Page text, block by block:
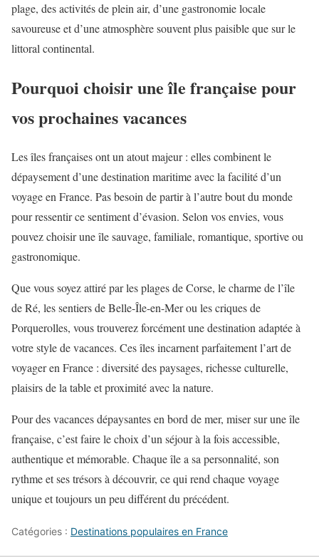
plage, des activités de plein air, d’une gastronomie locale
savoureuse et d’une atmosphère souvent plus paisible que sur le
littoral continental.
Pourquoi choisir une île française pour
vos prochaines vacances
Les îles françaises ont un atout majeur : elles combinent le
dépaysement d’une destination maritime avec la facilité d’un
voyage en France. Pas besoin de partir à l’autre bout du monde
pour ressentir ce sentiment d’évasion. Selon vos envies, vous
pouvez choisir une île sauvage, familiale, romantique, sportive ou
gastronomique.
Que vous soyez attiré par les plages de Corse, le charme de l’île
de Ré, les sentiers de Belle-Île-en-Mer ou les criques de
Porquerolles, vous trouverez forcément une destination adaptée à
votre style de vacances. Ces îles incarnent parfaitement l’art de
voyager en France : diversité des paysages, richesse culturelle,
plaisirs de la table et proximité avec la nature.
Pour des vacances dépaysantes en bord de mer, miser sur une île
française, c’est faire le choix d’un séjour à la fois accessible,
authentique et mémorable. Chaque île a sa personnalité, son
rythme et ses trésors à découvrir, ce qui rend chaque voyage
unique et toujours un peu différent du précédent.
Catégories : Destinations populaires en France